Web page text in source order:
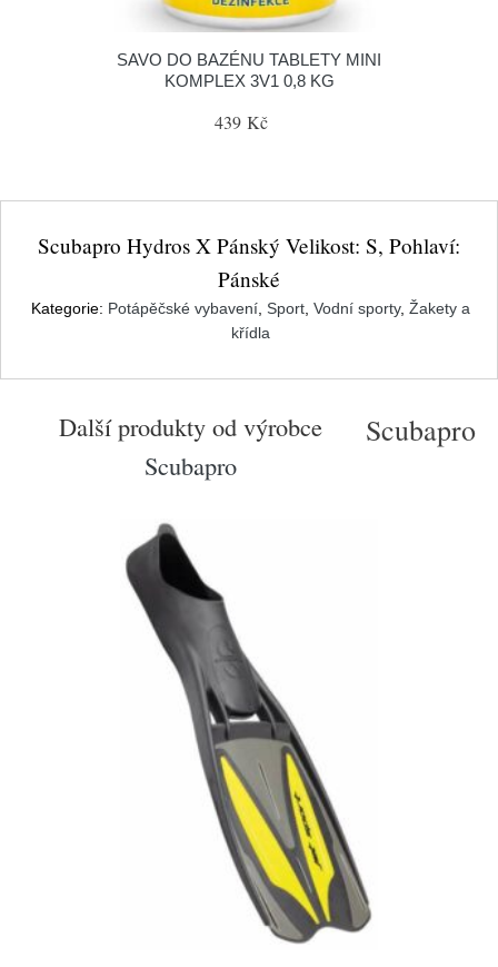
SAVO DO BAZÉNU TABLETY MINI
KOMPLEX 3V1 0,8 KG
439 Kč
Scubapro Hydros X Pánský Velikost: S, Pohlaví:
Pánské
Kategorie: Potápěčské vybavení, Sport, Vodní sporty, Žakety a
křídla
Další produkty od výrobce
Scubapro
Scubapro